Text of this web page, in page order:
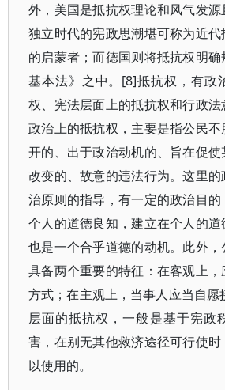
外，美国是抵抗权理论和风气发
独立时代的宪政思潮堪可称为近
的启蒙者；而德国则将抵抗权明
基本法》之中。[8]抵抗权，有政
权、宪法层面上的抵抗权和行政法
政治上的抵抗权，主要是指公民
开的、出于政治动机的、旨在促
改变的、故意的违法行为。这里
治原则的指导，有一定的政治目
个人的道德良知，建立在个人的
也是一个合乎道德的动机。此外
具备两个重要的特征：在客观上
方式；在主观上，当事人应当自
层面的抵抗权，一般是基于宪政
害，在别无其他救济途径可行使
以使用的。